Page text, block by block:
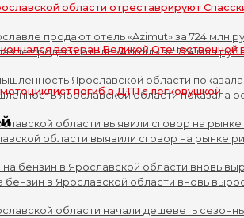
продают отель «Azimut» за 724 млн
Ярославской области показала
области выявили сговор на рынке
бензин в Ярославской области вновь
области отреставрируют
ветеран Великой Отечественной
погиб в ДТП с легковушкой